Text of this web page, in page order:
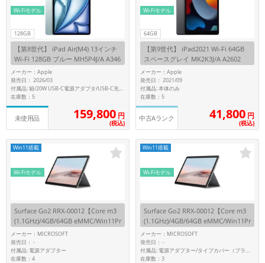
128GB
Wi-Fiモデル
【第8世代】 iPad Air(M4) 13インチ
Wi-Fi 128GB ブルー MH5P4J/A A346
1
メーカー：Apple
発売日： 2026/03
付属品: 箱/20W USB-C電源アダプタ/USB-C充電ケーブル(1m)/マニュアル
在庫数：5
未使用品 159,800 円
(税込)
64GB
Wi-Fiモデル
【第9世代】 iPad2021 Wi-Fi 64GB
スペースグレイ MK2K3J/A A2602
メーカー：Apple
発売日： 2021/09
付属品: 本体のみ
在庫数：5
中古Aランク 41,800 円
(税込)
Wi-Fiモデル
Win11搭載
Surface Go2 RRX-00012【Core m3
(1.1GHz)/4GB/64GB eMMC/Win11Pr
o】
メーカー：MICROSOFT
発売日：-
付属品: 電源アダプター
在庫数：4
Wi-Fiモデル
Win11搭載
Surface Go2 RRX-00012【Core m3
(1.1GHz)/4GB/64GB eMMC/Win11Pr
o】
メーカー：MICROSOFT
発売日：-
付属品: 電源アダプター/タイプカバー（ブラック）
在庫数：3